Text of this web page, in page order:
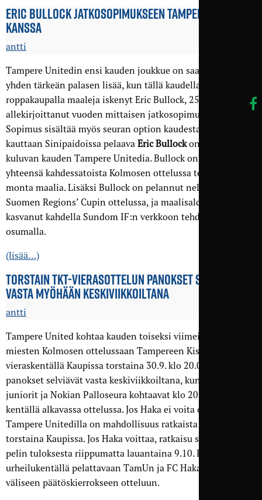
ERIC BULLOCK JATKO­SOPIMUKSEEN TAMPERE UNITEDIN
KANSSA
antti
Tampere Unitedin ensi kauden joukkue on saanut jälleen
yhden tärkeän palasen lisää, kun tällä kaudella
roppakaupalla maaleja iskenyt Eric Bullock, 25, on
allekirjoittanut vuoden mittaisen jatkosopimuksen.
Sopimus sisältää myös seuran option kaudesta 2023. Toista
kauttaan Sinipaidoissa pelaava Eric Bullockon ollut iso osa
kuluvan kauden Tampere Unitedia. Bullock on esiintynyt
yhteensä kahdessatoista Kolmosen ottelussa tehden yhtä
monta maalia. Lisäksi Bullock on pelannut neljässä
Suomen Regions’ Cupin ottelussa, ja maalisaldo on niissä
kasvanut kahdella Sundom IF:n verkkoon tehdyllä
osumalla.
(lisää…)
TORSTAIN TKT-VIERAS­OTTELUN PANOKSET SELVIÄVÄT
VASTA MYÖHÄÄN KESKIVIIKKO­ILTANA
antti
Tampere United kohtaa kauden toiseksi viimeisessä
miesten Kolmosen ottelussaan Tampereen Kisatoverit
vieraskentällä Kaupissa torstaina 30.9. klo 20.00. Ottelun
panokset selviävät vasta keskiviikkoiltana, kun FC Haka
juniorit ja Nokian Palloseura kohtaavat klo 20.00 Tehtaan
kentällä alkavassa ottelussa. Jos Haka ei voita ottelua,
Tampere Unitedilla on mahdollisuus ratkaista sarjanousu jo
torstaina Kaupissa. Jos Haka voittaa, ratkaisu siirtyy TKT-
pelin tuloksesta riippumatta lauantaina 9.10. Pyynikin
urheilukentällä pelattavaan TamUn ja FC Haka juniorien
väliseen päätöskierrokseen otteluun.